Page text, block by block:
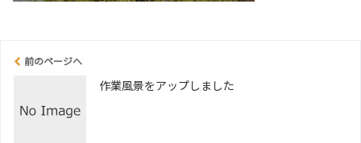
前のページへ
作業風景をアップしました